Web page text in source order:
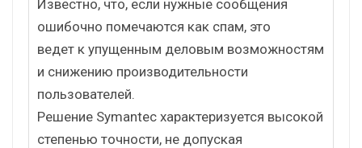
Известно, что, если нужные сообщения
ошибочно помечаются как спам, это
ведет к упущенным деловым возможностям
и снижению производительности
пользователей.
Решение Symantec характеризуется высокой
степенью точности, не допуская